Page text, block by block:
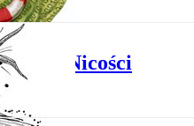
PLUS MINUS
Dolina Nicości